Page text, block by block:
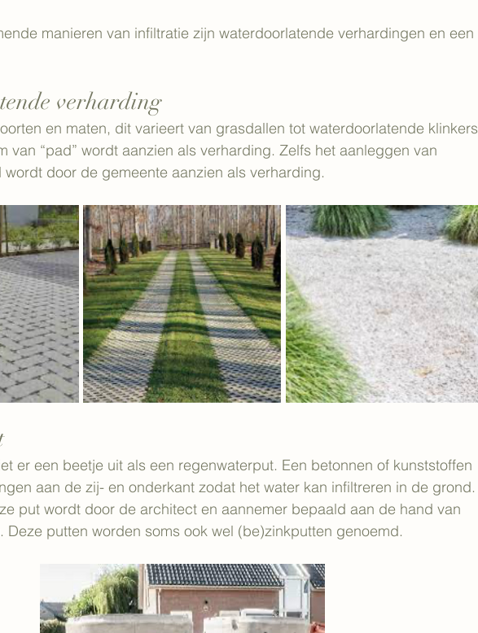
manieren van infiltratie zijn waterdoorlatende verhardingen en een
verharding
en maten, dit varieert van grasdallen tot waterdoorlatende klinkers
van “pad” wordt aanzien als verharding. Zelfs het aanleggen van
door de gemeente aanzien als verharding.
er een beetje uit als een regenwaterput. Een betonnen of kunststoffen
aan de zij- en onderkant zodat het water kan infiltreren in de grond.
put wordt door de architect en aannemer bepaald aan de hand van
Deze putten worden soms ook wel (be)zinkputten genoemd.